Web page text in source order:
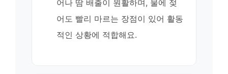
어나 땀 배출이 원활하며, 물에 젖
어도 빨리 마르는 장점이 있어 활동
적인 상황에 적합해요.